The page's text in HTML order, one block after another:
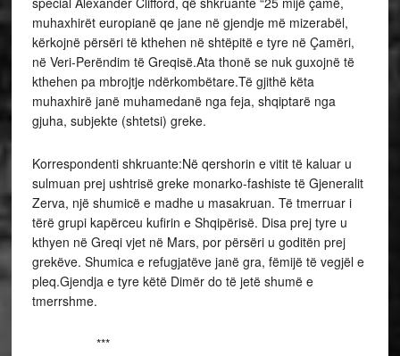
muhaxhirët europianë qe jane në gjendje më mizerabël,
kërkojnë përsëri të kthehen në shtëpitë e tyre në Çamëri,
në Veri-Perëndim të Greqisë.Ata thonë se nuk guxojnë të
kthehen pa mbrojtje ndërkombëtare.Të gjithë këta
muhaxhirë janë muhamedanë nga feja, shqiptarë nga
gjuha, subjekte (shtetsi) greke.
Korrespondenti shkruante:Në qershorin e vitit të kaluar u
sulmuan prej ushtrisë greke monarko-fashiste të Gjeneralit
Zerva, një shumicë e madhe u masakruan. Të tmerruar i
tërë grupi kapërceu kufirin e Shqipërisë. Disa prej tyre u
kthyen në Greqi vjet në Mars, por përsëri u goditën prej
grekëve. Shumica e refugjatëve janë gra, fëmijë të vegjël e
pleq.Gjendja e tyre këtë Dimër do të jetë shumë e
tmerrshme.
***